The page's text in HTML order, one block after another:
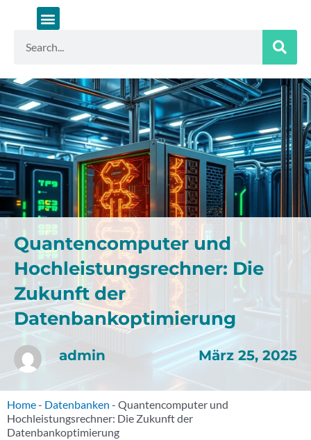
Suche
Quantencomputer und
Hochleistungsrechner: Die
Zukunft der
Datenbankoptimierung
admin März 25, 2025
Home- Datenbanken - Quantencomputer und
Hochleistungsrechner: Die Zukunft der
Datenbankoptimierung